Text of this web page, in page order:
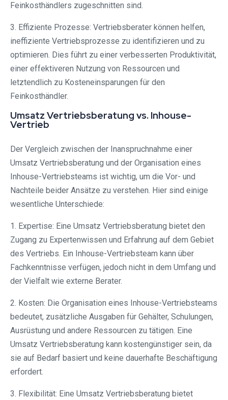
Feinkosthändlers zugeschnitten sind.
3. Effiziente Prozesse: Vertriebsberater können helfen,
ineffiziente Vertriebsprozesse zu identifizieren und zu
optimieren. Dies führt zu einer verbesserten Produktivität,
einer effektiveren Nutzung von Ressourcen und
letztendlich zu Kosteneinsparungen für den
Feinkosthändler.
Umsatz Vertriebsberatung vs. Inhouse-
Vertrieb
Der Vergleich zwischen der Inanspruchnahme einer
Umsatz Vertriebsberatung und der Organisation eines
Inhouse-Vertriebsteams ist wichtig, um die Vor- und
Nachteile beider Ansätze zu verstehen. Hier sind einige
wesentliche Unterschiede:
1. Expertise: Eine Umsatz Vertriebsberatung bietet den
Zugang zu Expertenwissen und Erfahrung auf dem Gebiet
des Vertriebs. Ein Inhouse-Vertriebsteam kann über
Fachkenntnisse verfügen, jedoch nicht in dem Umfang und
der Vielfalt wie externe Berater.
2. Kosten: Die Organisation eines Inhouse-Vertriebsteams
bedeutet, zusätzliche Ausgaben für Gehälter, Schulungen,
Ausrüstung und andere Ressourcen zu tätigen. Eine
Umsatz Vertriebsberatung kann kostengünstiger sein, da
sie auf Bedarf basiert und keine dauerhafte Beschäftigung
erfordert.
3. Flexibilität: Eine Umsatz Vertriebsberatung bietet